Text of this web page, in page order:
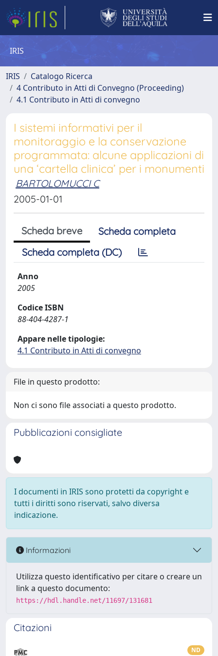
IRIS
IRIS
Catalogo Ricerca
4 Contributo in Atti di Convegno (Proceeding)
4.1 Contributo in Atti di convegno
I sistemi informativi per il
monitoraggio e la conservazione
programmata: alcune applicazioni di
una ‘cartella clinica’ per i monumenti
BARTOLOMUCCI C
2005-01-01
Scheda breve
Scheda completa
Scheda completa (DC)
Anno
2005
Codice ISBN
88-404-4287-1
Appare nelle tipologie:
4.1 Contributo in Atti di convegno
File in questo prodotto:
Non ci sono file associati a questo prodotto.
Pubblicazioni consigliate
I documenti in IRIS sono protetti da copyright e
tutti i diritti sono riservati, salvo diversa
indicazione.
Informazioni
Utilizza questo identificativo per citare o creare un
link a questo documento:
https://hdl.handle.net/11697/131681
Citazioni
ND